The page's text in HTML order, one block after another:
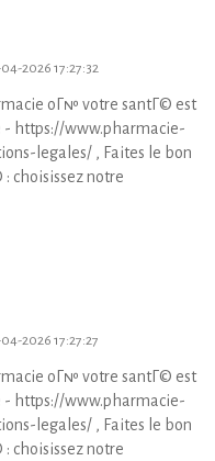
2026 17:27:32
oГ№ votre santГ© est
https://www.pharmacie-
legales/ , Faites le bon
choisissez notre
2026 17:27:27
oГ№ votre santГ© est
https://www.pharmacie-
legales/ , Faites le bon
choisissez notre